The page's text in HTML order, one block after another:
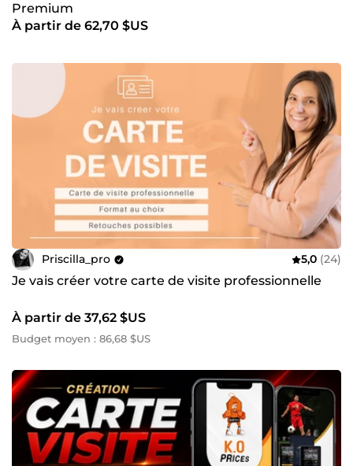
Premium
À partir de 62,70 $US
Priscilla_pro 5,0 (24)
Je vais créer votre carte de visite professionnelle
À partir de 37,62 $US
Budget moyen : 86,68 $US